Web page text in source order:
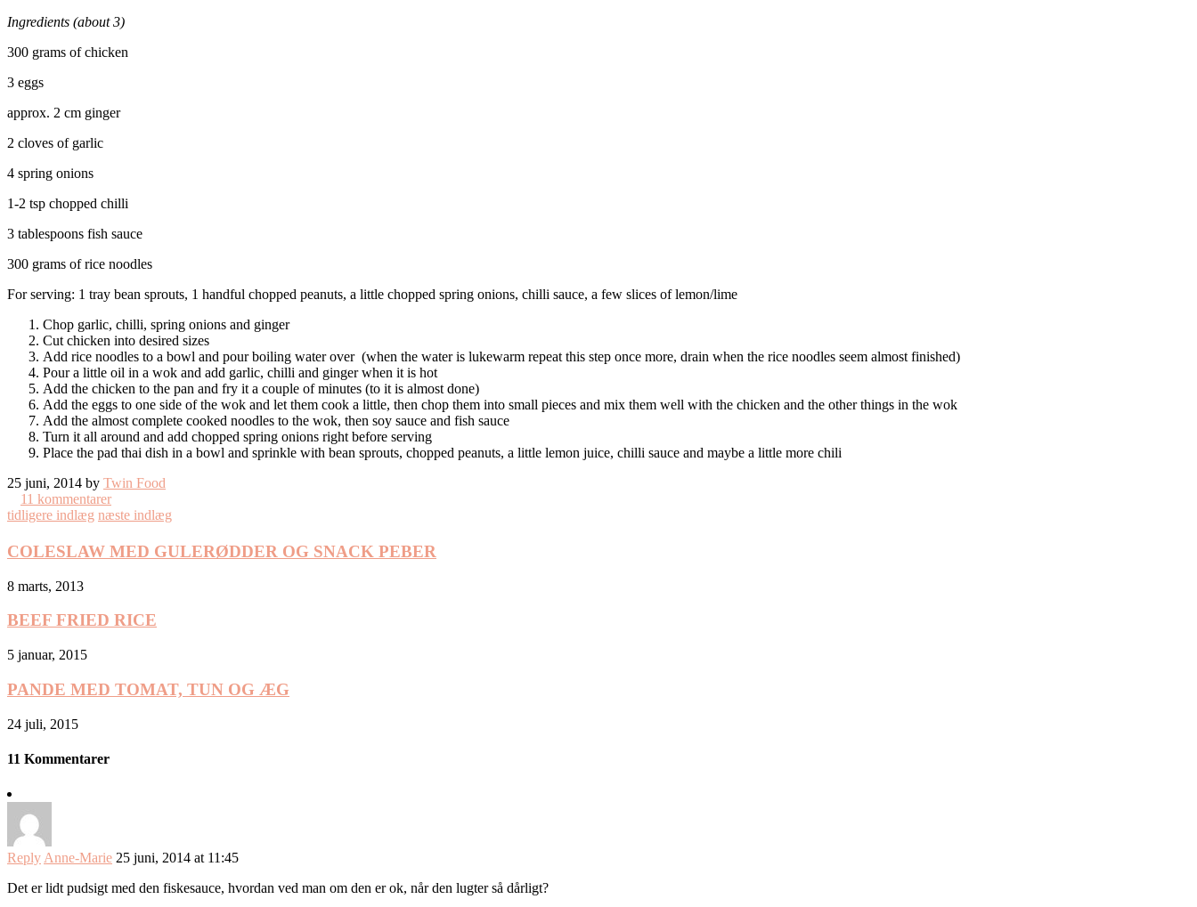
Ingredients (about 3)
300 grams of chicken
3 eggs
approx. 2 cm ginger
2 cloves of garlic
4 spring onions
1-2 tsp chopped chilli
3 tablespoons fish sauce
300 grams of rice noodles
For serving: 1 tray bean sprouts, 1 handful chopped peanuts, a little chopped spring onions, chilli sauce, a few slices of lemon/lime
Chop garlic, chilli, spring onions and ginger
Cut chicken into desired sizes
Add rice noodles to a bowl and pour boiling water over (when the water is lukewarm repeat this step once more, drain when the rice noodles seem almost finished)
Pour a little oil in a wok and add garlic, chilli and ginger when it is hot
Add the chicken to the pan and fry it a couple of minutes (to it is almost done)
Add the eggs to one side of the wok and let them cook a little, then chop them into small pieces and mix them well with the chicken and the other things in the wok
Add the almost complete cooked noodles to the wok, then soy sauce and fish sauce
Turn it all around and add chopped spring onions right before serving
Place the pad thai dish in a bowl and sprinkle with bean sprouts, chopped peanuts, a little lemon juice, chilli sauce and maybe a little more chili
25 juni, 2014 by Twin Food
11 kommentarer
tidligere indlæg næste indlæg
COLESLAW MED GULERØDDER OG SNACK PEBER
8 marts, 2013
BEEF FRIED RICE
5 januar, 2015
PANDE MED TOMAT, TUN OG ÆG
24 juli, 2015
11 Kommentarer
Reply Anne-Marie 25 juni, 2014 at 11:45
Det er lidt pudsigt med den fiskesauce, hvordan ved man om den er ok, når den lugter så dårligt?